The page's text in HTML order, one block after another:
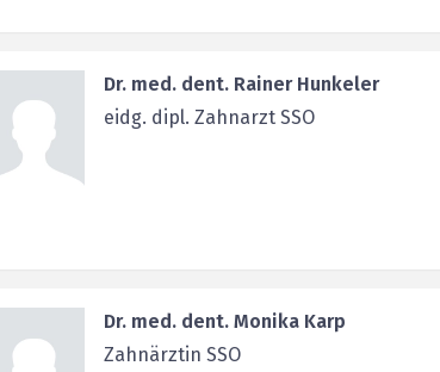
Dr. med. dent. Rainer Hunkeler
eidg. dipl. Zahnarzt SSO
Dr. med. dent. Monika Karp
Zahnärztin SSO